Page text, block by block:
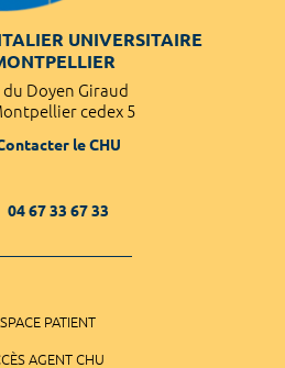
UNIVERSITAIRE
du Doyen Giraud
cedex 5
le CHU
04 67 33 67 33
PATIENT
AGENT CHU